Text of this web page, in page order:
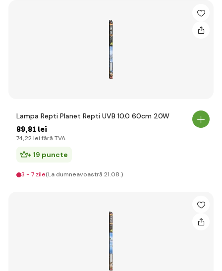
Lampa Repti Planet Repti UVB 10.0 60cm 20W
89,81 lei
74,22 lei fără TVA
+ 19 puncte
3 - 7 zile(La dumneavoastră 21.08.)